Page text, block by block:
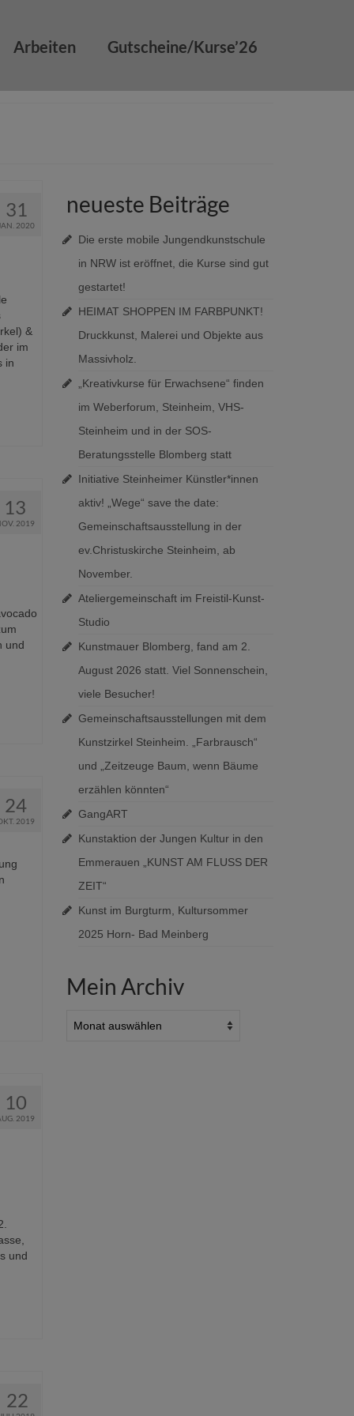
Arbeiten Gutscheine/Kurse’26
31
JAN. 2020
&
im
in
13
2019
und
24
2019
10
2019
und
22
neueste Beiträge
Die erste mobile Jungendkunstschule
in NRW ist eröffnet, die Kurse sind gut
gestartet!
HEIMAT SHOPPEN IM FARBPUNKT!
Druckkunst, Malerei und Objekte aus
Massivholz.
„Kreativkurse für Erwachsene“ finden
im Weberforum, Steinheim, VHS-
Steinheim und in der SOS-
Beratungsstelle Blomberg statt
Initiative Steinheimer Künstler*innen
aktiv! „Wege“ save the date:
Gemeinschaftsausstellung in der
ev.Christuskirche Steinheim, ab
November.
Ateliergemeinschaft im Freistil-Kunst-
Studio
Kunstmauer Blomberg, fand am 2.
August 2026 statt. Viel Sonnenschein,
viele Besucher!
Gemeinschaftsausstellungen mit dem
Kunstzirkel Steinheim. „Farbrausch“
und „Zeitzeuge Baum, wenn Bäume
erzählen könnten“
GangART
Kunstaktion der Jungen Kultur in den
Emmerauen „KUNST AM FLUSS DER
ZEIT“
Kunst im Burgturm, Kultursommer
2025 Horn- Bad Meinberg
Mein Archiv
Archiv